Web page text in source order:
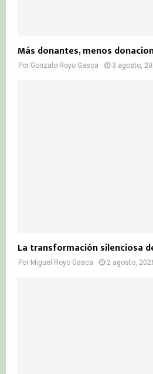
Más donantes, menos
Por Gonzalo Royo Gasca 3 agosto,
La transformación silenciosa
Por Miguel Royo Gasca 2 agosto,